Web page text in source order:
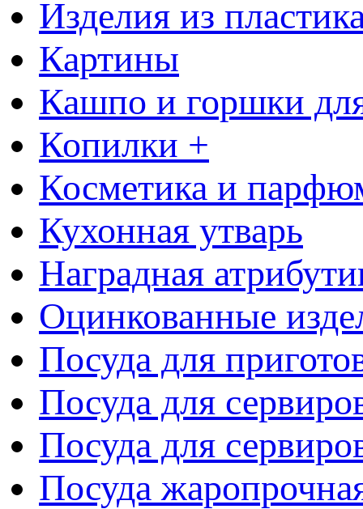
Изделия из
Картины
Кашпо и горшки
Копилки +
Косметика и
Кухонная утварь
Наградная
Оцинкованные
Посуда для
Посуда для
Посуда для
Посуда